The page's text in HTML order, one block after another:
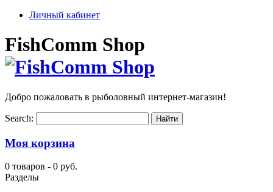
Личный кабинет
FishComm Shop
Добро пожаловать в рыболовный интернет-магазин!
Search:
Моя корзина
0 товаров - 0 руб.
Разделы